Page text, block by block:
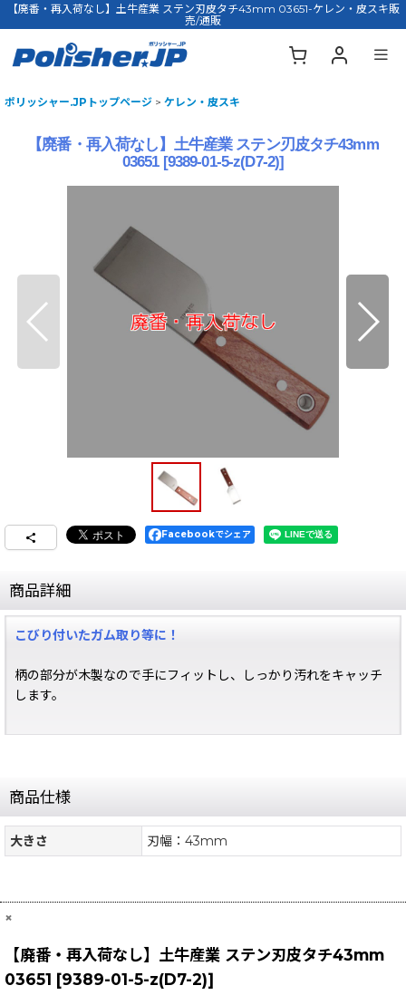
【廃番・再入荷なし】土牛産業 ステン刃皮タチ43mm 03651-ケレン・皮スキ販
売/通販
ポリッシャー.JPトップページ > ケレン・皮スキ
【廃番・再入荷なし】土牛産業 ステン刃皮タチ43mm
03651 [9389-01-5-z(D7-2)]
Facebookでシェア
商品詳細
こびり付いたガム取り等に！
柄の部分が木製なので手にフィットし、しっかり汚れをキャッチ
します。
商品仕様
大きさ 刃幅：43mm
×
【廃番・再入荷なし】土牛産業 ステン刃皮タチ43mm
03651 [9389-01-5-z(D7-2)]